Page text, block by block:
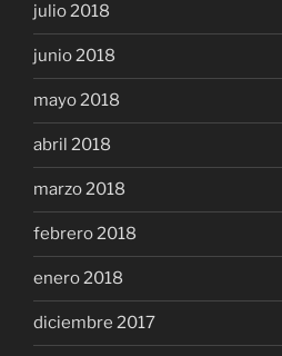
julio 2018
junio 2018
mayo 2018
abril 2018
marzo 2018
febrero 2018
enero 2018
diciembre 2017